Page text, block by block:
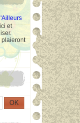
et
plaieront